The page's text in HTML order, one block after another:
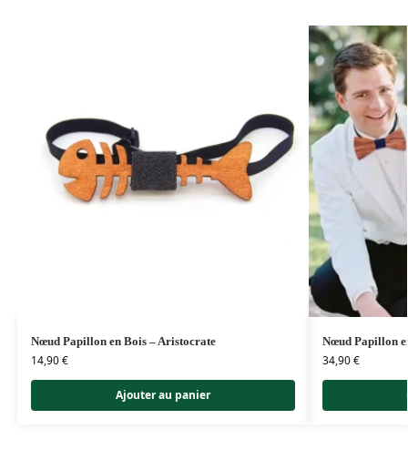
Nœud Papillon en Bois – Aristocrate
14,90€
Ajouter au panier
Nœud Papillon
34,90€